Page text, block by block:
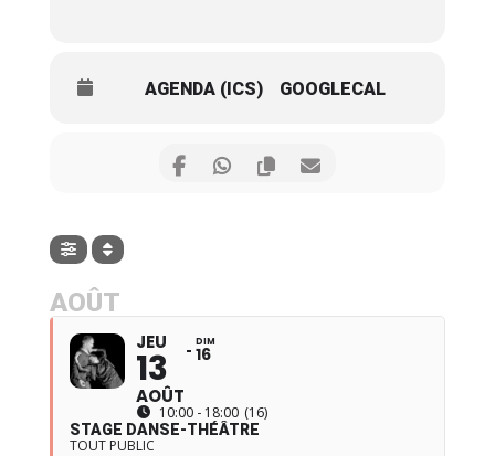
AGENDA (ICS) GOOGLECAL
AOÛT
JEU
13
AOÛT
DIM
16
10:00 - 18:00 (16)
STAGE DANSE-THÉÂTRE
TOUT PUBLIC